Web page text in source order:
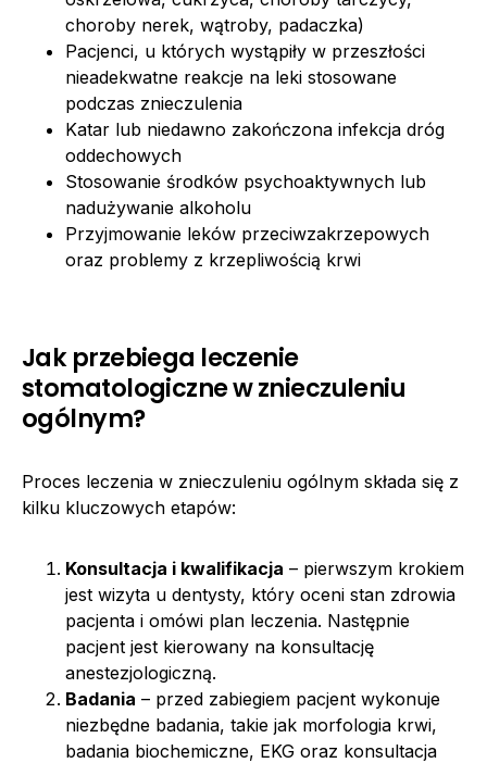
choroby nerek, wątroby, padaczka)
Pacjenci, u których wystąpiły w przeszłości
nieadekwatne reakcje na leki stosowane
podczas znieczulenia
Katar lub niedawno zakończona infekcja dróg
oddechowych
Stosowanie środków psychoaktywnych lub
nadużywanie alkoholu
Przyjmowanie leków przeciwzakrzepowych
oraz problemy z krzepliwością krwi
Jak przebiega leczenie
stomatologiczne w znieczuleniu
ogólnym?
Proces leczenia w znieczuleniu ogólnym składa się z
kilku kluczowych etapów:
Konsultacja i kwalifikacja – pierwszym krokiem
jest wizyta u dentysty, który oceni stan zdrowia
pacjenta i omówi plan leczenia. Następnie
pacjent jest kierowany na konsultację
anestezjologiczną.
Badania – przed zabiegiem pacjent wykonuje
niezbędne badania, takie jak morfologia krwi,
badania biochemiczne, EKG oraz konsultacja